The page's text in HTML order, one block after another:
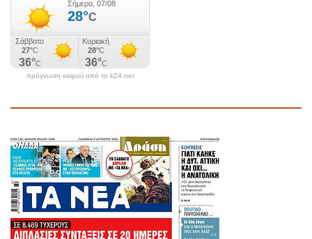
πρόγνωση καιρού από το k24.net